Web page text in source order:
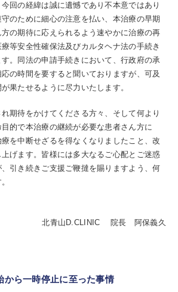
回の経緯は誠に遺憾であり不本意ではあり
のために細心の注意を払い、本治療の早期
の期待に応えられるよう速やかに治療の再
等安全性確保法及びカルタヘナ法の手続き
。同法の申請手続きにおいて、行政府の承
の時間を要すると聞いておりますが、可及
果たせるように尽力いたします。
期待をかけてくださる方々、そして何より
的で本治療の継続が必要な患者さん方に
を中断せざるを得なくなりましたこと、改
げます。皆様には多大なるご心配とご迷惑
引き続きご支援ご鞭撻を賜りますよう、何
北青山D.CLINIC 院長 阿保義久
から一時停止に至った事情